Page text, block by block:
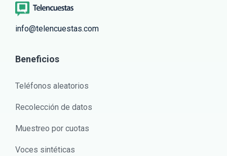
info@telencuestas.com
Beneficios
Teléfonos aleatorios
Recolección de datos
Muestreo por cuotas
Voces sintéticas